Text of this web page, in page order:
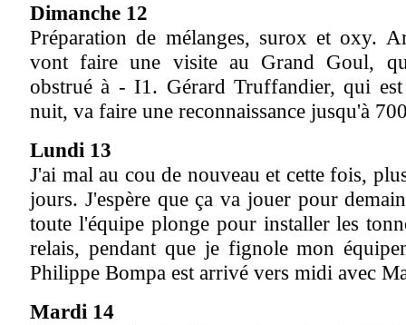
Dimanche 12
Préparation de mélanges, surox et oxy.
vont faire une visite au Grand Goul,
obstrué à - I1. Gérard Truffandier, qui
nuit, va faire une reconnaissance jusqu'à
Lundi 13
J'ai mal au cou de nouveau et cette fois,
jours. J'espère que ça va jouer pour
toute l'équipe plonge pour installer les
relais, pendant que je fignole mon
Philippe Bompa est arrivé vers midi avec
Mardi 14